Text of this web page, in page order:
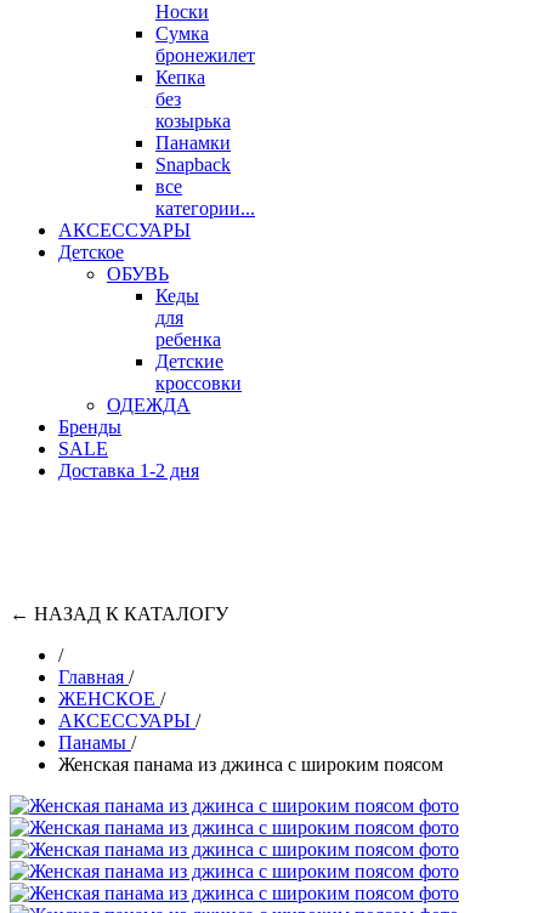
Носки
Сумка
бронежилет
Кепка
без
козырька
Панамки
Snapback
все
категории...
АКСЕССУАРЫ
Детское
ОБУВЬ
Кеды
для
ребенка
Детские
кроссовки
ОДЕЖДА
Бренды
SALE
Доставка 1-2 дня
← НАЗАД К КАТАЛОГУ
/
Главная /
ЖЕНСКОЕ /
АКСЕССУАРЫ /
Панамы /
Женская панама из джинса с широким поясом